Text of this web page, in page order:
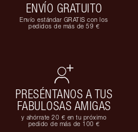
ENVÍO GRATUITO
Envío estándar GRATIS con los
pedidos de más de 59 €
PRESÉNTANOS A TUS
FABULOSAS AMIGAS
y ahórrate 20 € en tu próximo
pedido de más de 100 €